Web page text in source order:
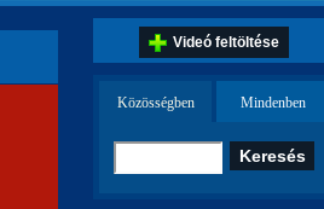
Videó feltöltése
Közösségben Mindenben